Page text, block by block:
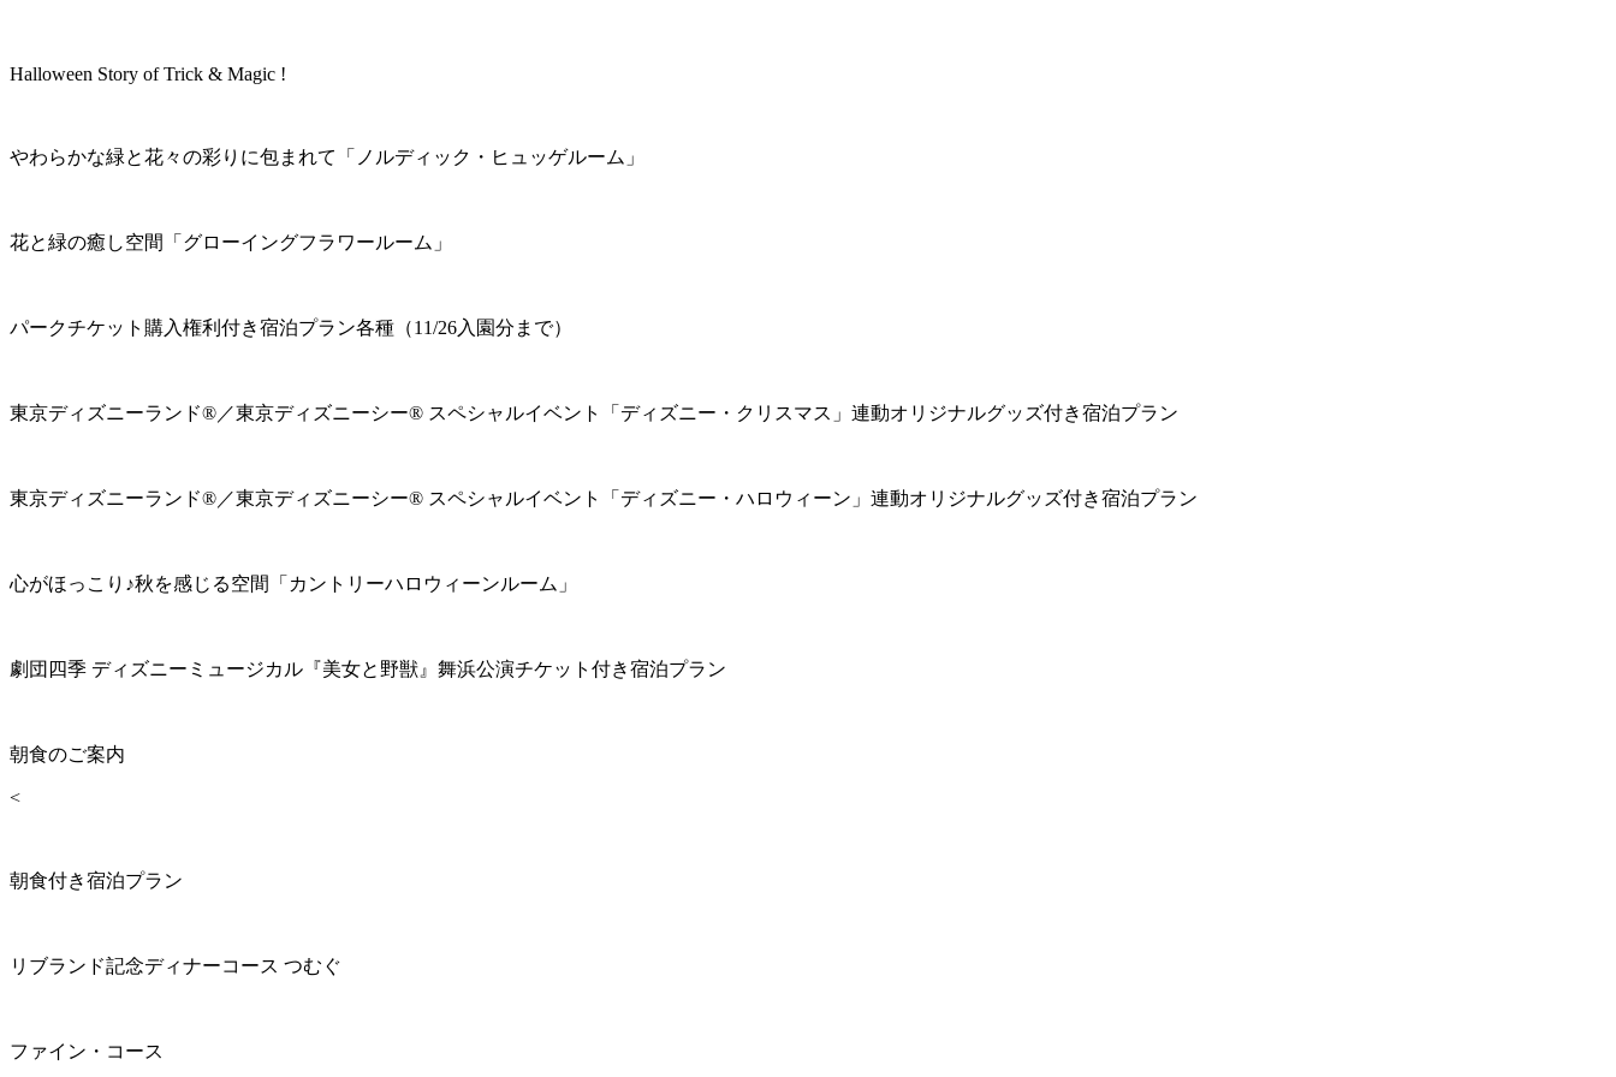
Halloween Story of Trick & Magic !
やわらかな緑と花々の彩りに包まれて「ノルディック・ヒュッゲルーム」
花と緑の癒し空間「グローイングフラワールーム」
パークチケット購入権利付き宿泊プラン各種（11/26入園分まで）
東京ディズニーランド®／東京ディズニーシー® スペシャルイベント「ディズニー・クリスマス」連動オリジナルグッズ付き宿泊プラン
東京ディズニーランド®／東京ディズニーシー® スペシャルイベント「ディズニー・ハロウィーン」連動オリジナルグッズ付き宿泊プラン
心がほっこり♪秋を感じる空間「カントリーハロウィーンルーム」
劇団四季 ディズニーミュージカル『美女と野獣』舞浜公演チケット付き宿泊プラン
朝食のご案内
<
朝食付き宿泊プラン
リブランド記念ディナーコース つむぐ
ファイン・コース